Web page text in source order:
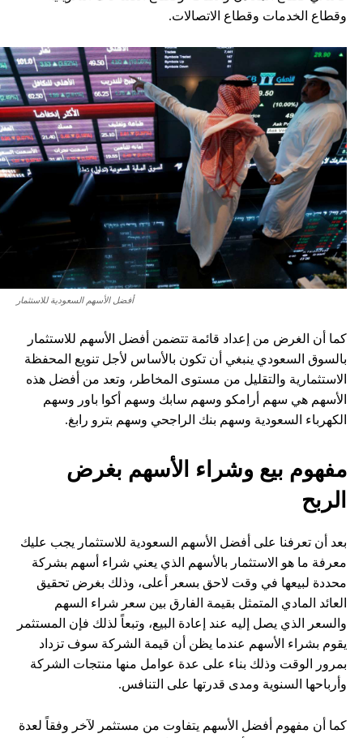
وقطاع الخدمات وقطاع الاتصالات.
أفضل الأسهم السعودية للاستثمار
كما أن الغرض من إعداد قائمة تتضمن أفضل الأسهم للاستثمار
بالسوق السعودي ينبغي أن تكون بالأساس لأجل تنويع المحفظة
الاستثمارية والتقليل من مستوى المخاطر، وتعد من أفضل هذه
الأسهم هي سهم أرامكو وسهم سابك وسهم أكوا باور وسهم
الكهرباء السعودية وسهم بنك الراجحي وسهم بترو رابغ.
مفهوم بيع وشراء الأسهم بغرض
الربح
بعد أن تعرفنا على أفضل الأسهم السعودية للاستثمار يجب عليك
معرفة ما هو الاستثمار بالأسهم الذي يعني شراء أسهم بشركة
محددة لبيعها في وقت لاحق بسعر أعلى، وذلك بغرض تحقيق
العائد المادي المتمثل بقيمة الفارق بين سعر شراء السهم
والسعر الذي يصل إليه عند إعادة البيع، وتبعاً لذلك فإن المستثمر
يقوم بشراء الأسهم عندما يظن أن قيمة الشركة سوف تزداد
بمرور الوقت وذلك بناء على عدة عوامل منها منتجات الشركة
وأرباحها السنوية ومدى قدرتها على التنافس.
كما أن مفهوم أفضل الأسهم يتفاوت من مستثمر لآخر وفقاً لعدة